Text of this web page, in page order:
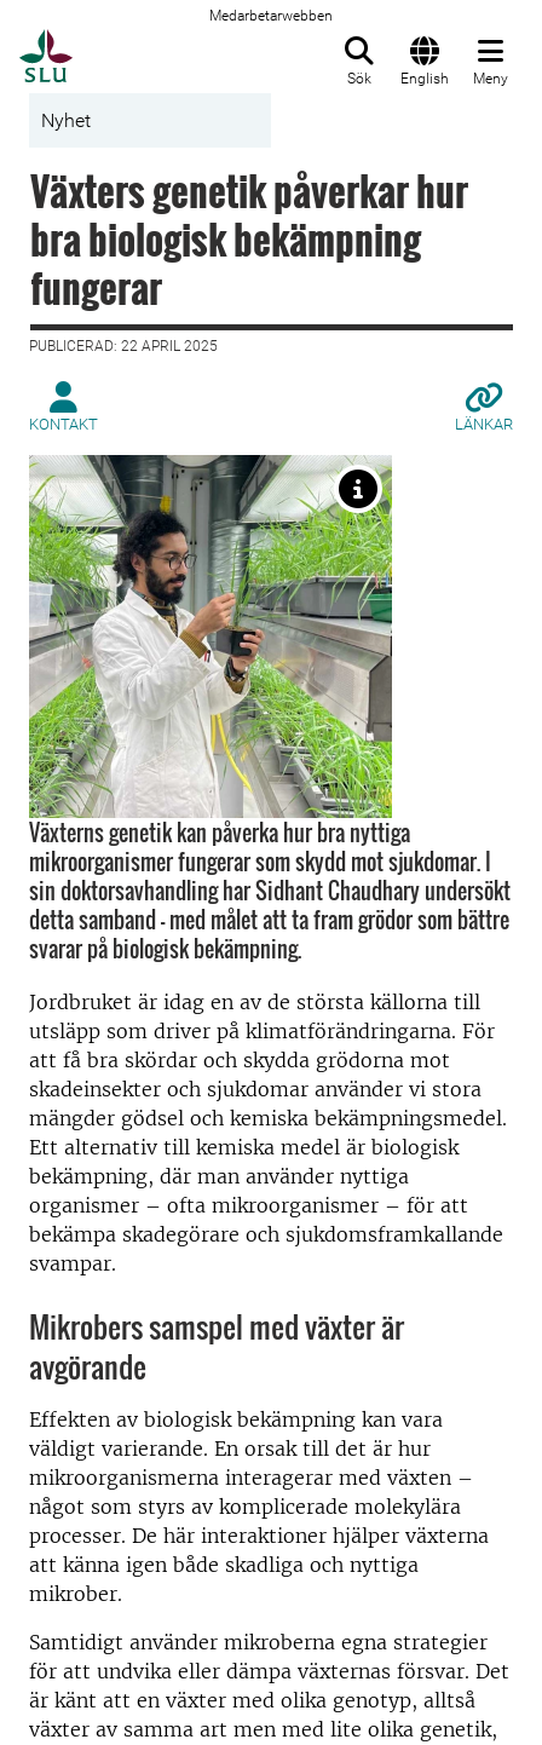
Medarbetarwebben
Sök English Meny
Nyhet
Växters genetik påverkar hur
bra biologisk bekämpning
fungerar
PUBLICERAD: 22 APRIL 2025
KONTAKT LÄNKAR
Växterns genetik kan påverka hur bra nyttiga
mikroorganismer fungerar som skydd mot sjukdomar. I
sin doktorsavhandling har Sidhant Chaudhary undersökt
detta samband – med målet att ta fram grödor som bättre
svarar på biologisk bekämpning.
Jordbruket är idag en av de största källorna till
utsläpp som driver på klimatförändringarna. För
att få bra skördar och skydda grödorna mot
skadeinsekter och sjukdomar använder vi stora
mängder gödsel och kemiska bekämpningsmedel.
Ett alternativ till kemiska medel är biologisk
bekämpning, där man använder nyttiga
organismer – ofta mikroorganismer – för att
bekämpa skadegörare och sjukdomsframkallande
svampar.
Mikrobers samspel med växter är
avgörande
Effekten av biologisk bekämpning kan vara
väldigt varierande. En orsak till det är hur
mikroorganismerna interagerar med växten –
något som styrs av komplicerade molekylära
processer. De här interaktioner hjälper växterna
att känna igen både skadliga och nyttiga
mikrober.
Samtidigt använder mikroberna egna strategier
för att undvika eller dämpa växternas försvar. Det
är känt att en växter med olika genotyp, alltså
växter av samma art men med lite olika genetik,